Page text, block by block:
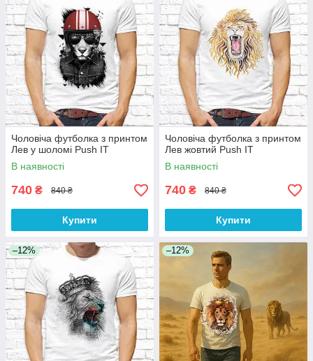
Чоловіча футболка з принтом
Лев у шоломі Push IT
В наявності
740 ₴ 840 ₴
Купити
Чоловіча футболка з принтом
Лев жовтий Push IT
В наявності
740 ₴ 840 ₴
Купити
–12% –12%